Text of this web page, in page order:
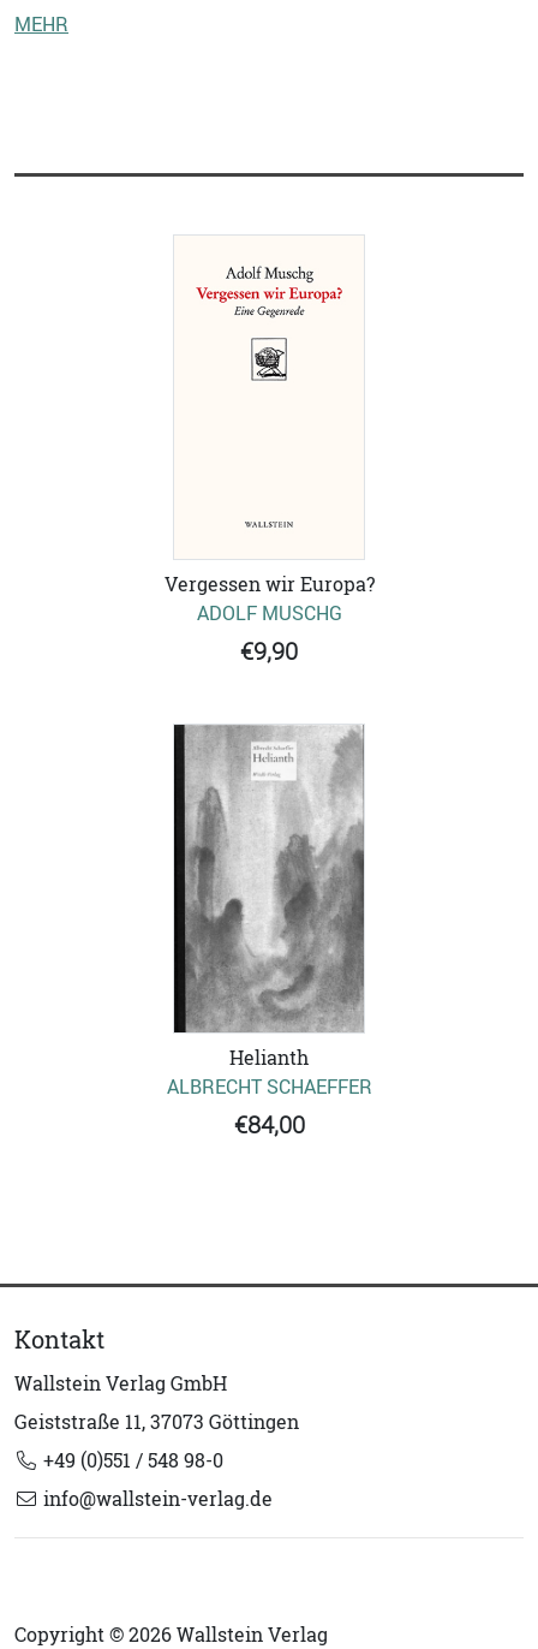
MEHR
Vergessen wir Europa?
ADOLF MUSCHG
€9,90
Helianth
ALBRECHT SCHAEFFER
€84,00
Kontakt
Wallstein Verlag GmbH
Geiststraße 11, 37073 Göttingen
+49 (0)551 / 548 98-0
info@wallstein-verlag.de
Copyright © 2026 Wallstein Verlag